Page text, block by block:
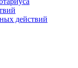
действий